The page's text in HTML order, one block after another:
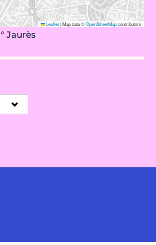
Leaflet|Map data ©OpenStreetMapcontributors
Jaurès